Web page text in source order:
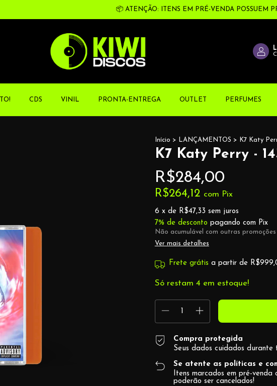
📦 ATENÇÃO: ITENS EM PRÉ-VENDA POSSUEM
CDS VINIL PRONTA-ENTREGA OUTLET PERFUMES
Início > LANÇAMENTOS > K7 Katy
K7 Katy Perry -
R$284,00
R$264,12 com Pix
6 x de R$47,33 sem juros
7% de desconto pagando com Pix
Não acumulável com outras promoções
Ver mais detalhes
Frete grátis a partir de
Só restam 4 em estoque!
Compra protegida
Seus dados cuidados durante
Se atente as políticas e
Itens marcados em pré-venda
poderão ser cancelados!